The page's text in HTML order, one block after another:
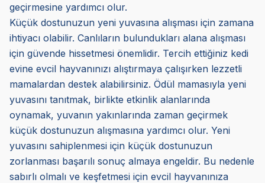
geçirmesine yardımcı olur.
Küçük dostunuzun yeni yuvasına alışması için zamana
ihtiyacı olabilir. Canlıların bulundukları alana alışması
için güvende hissetmesi önemlidir. Tercih ettiğiniz kedi
evine evcil hayvanınızı alıştırmaya çalışırken lezzetli
mamalardan destek alabilirsiniz. Ödül mamasıyla yeni
yuvasını tanıtmak, birlikte etkinlik alanlarında
oynamak, yuvanın yakınlarında zaman geçirmek
küçük dostunuzun alışmasına yardımcı olur. Yeni
yuvasını sahiplenmesi için küçük dostunuzun
zorlanması başarılı sonuç almaya engeldir. Bu nedenle
sabırlı olmalı ve keşfetmesi için evcil hayvanınıza